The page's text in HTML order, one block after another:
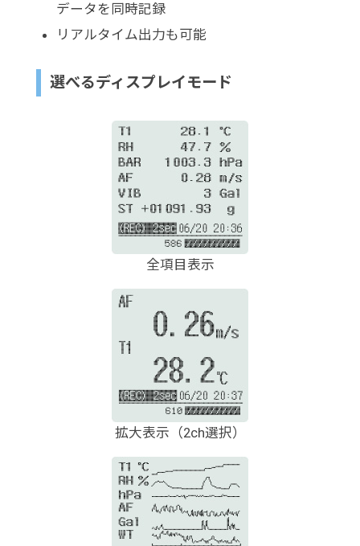
データを同時記録
リアルタイム出力も可能
選べるディスプレイモード
全項目表示
拡大表示（2ch選択）